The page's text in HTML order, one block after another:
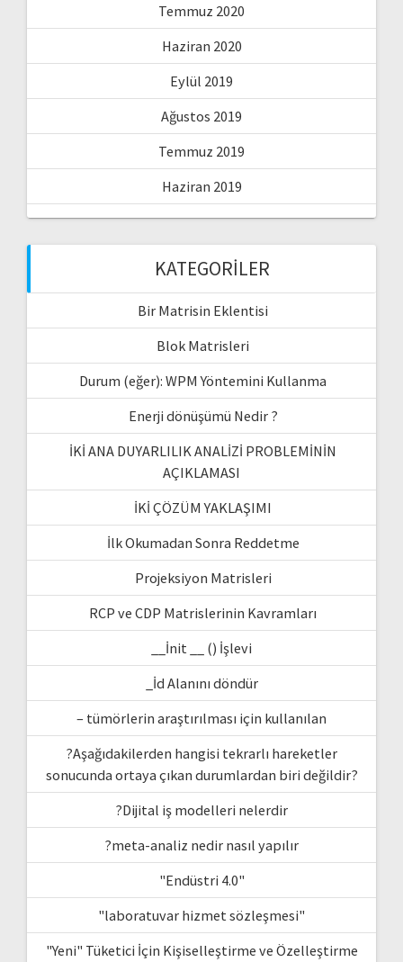
Temmuz 2020
Haziran 2020
Eylül 2019
Ağustos 2019
Temmuz 2019
Haziran 2019
KATEGORILER
Bir Matrisin Eklentisi
Blok Matrisleri
Durum (eğer): WPM Yöntemini Kullanma
Enerji dönüşümü Nedir ?
İKİ ANA DUYARLILIK ANALİZİ PROBLEMİNİN
AÇIKLAMASI
İKİ ÇÖZÜM YAKLAŞIMI
İlk Okumadan Sonra Reddetme
Projeksiyon Matrisleri
RCP ve CDP Matrislerinin Kavramları
__İnit __ () İşlevi
_İd Alanını döndür
– tümörlerin araştırılması için kullanılan
?Aşağıdakilerden hangisi tekrarlı hareketler
sonucunda ortaya çıkan durumlardan biri değildir?
?Dijital iş modelleri nelerdir
?meta-analiz nedir nasıl yapılır
"Endüstri 4.0"
"laboratuvar hizmet sözleşmesi"
"Yeni" Tüketici İçin Kişiselleştirme ve Özelleştirme